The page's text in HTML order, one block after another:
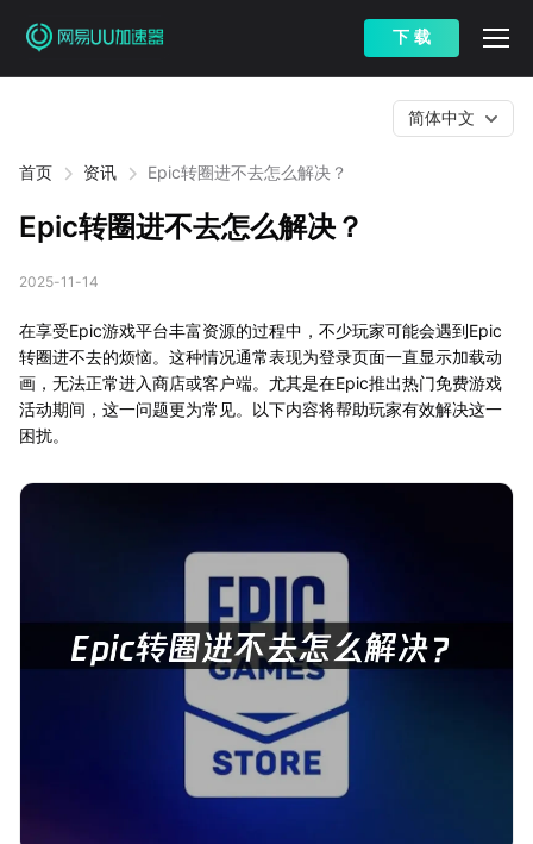
下 载
首页 资讯 Epic转圈进不去怎么解决？
简体中文
Epic转圈进不去怎么解决？
2025-11-14
在享受Epic游戏平台丰富资源的过程中，不少玩家可能会遇到Epic
转圈进不去的烦恼。这种情况通常表现为登录页面一直显示加载动
画，无法正常进入商店或客户端。尤其是在Epic推出热门免费游戏
活动期间，这一问题更为常见。以下内容将帮助玩家有效解决这一
困扰。